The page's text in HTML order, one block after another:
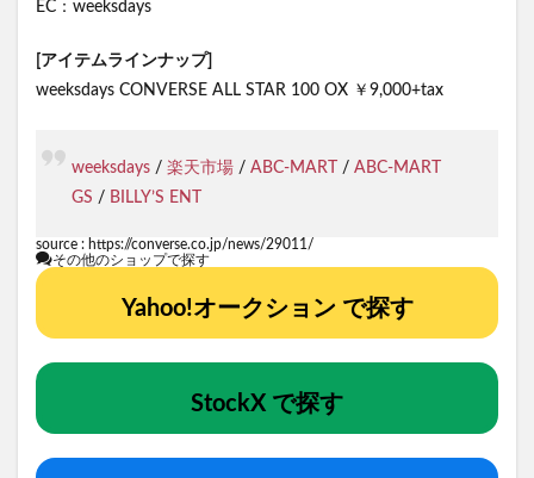
EC：weeksdays
[アイテムラインナップ]
weeksdays CONVERSE ALL STAR 100 OX ￥9,000+tax
weeksdays / 楽天市場 / ABC-MART / ABC-MART
GS / BILLY’S ENT
source : https://converse.co.jp/news/29011/
その他のショップで探す
Yahoo!オークション で探す
StockX で探す